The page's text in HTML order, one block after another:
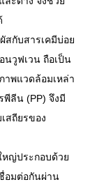
สกับสารเคมีบ่อย
นวูฟเวน ถือเป็น
าพแวดล้อมเหล่า
พีลีน (PP) จึงมี
สถียรของ
หญ่ประกอบด้วย
อมต่อกันผ่าน